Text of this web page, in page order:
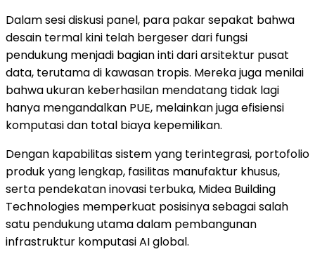
Dalam sesi diskusi panel, para pakar sepakat bahwa
desain termal kini telah bergeser dari fungsi
pendukung menjadi bagian inti dari arsitektur pusat
data, terutama di kawasan tropis. Mereka juga menilai
bahwa ukuran keberhasilan mendatang tidak lagi
hanya mengandalkan PUE, melainkan juga efisiensi
komputasi dan total biaya kepemilikan.
Dengan kapabilitas sistem yang terintegrasi, portofolio
produk yang lengkap, fasilitas manufaktur khusus,
serta pendekatan inovasi terbuka, Midea Building
Technologies memperkuat posisinya sebagai salah
satu pendukung utama dalam pembangunan
infrastruktur komputasi AI global.